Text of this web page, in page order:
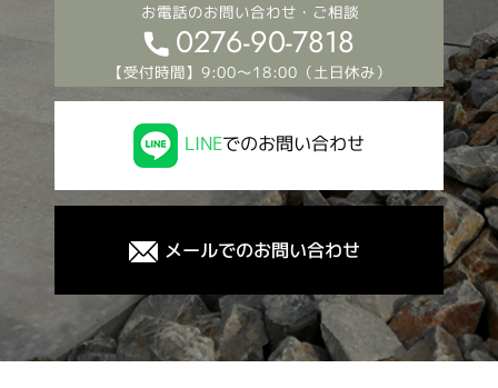
お電話のお問い合わせ・ご相談
0276-90-7818
【受付時間】9:00～18:00（土日休み）
LINEでのお問い合わせ
メールでのお問い合わせ